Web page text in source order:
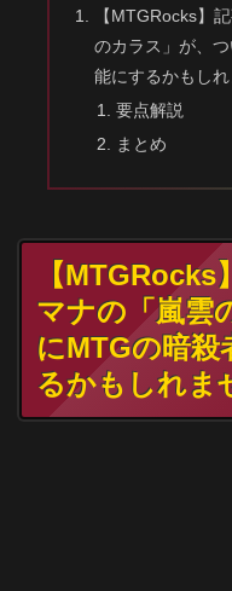
【MTGRocks】
のカラス」が、
能にするかもしれ
要点解説
まとめ
【
マナの「嵐雲
にMTGの暗殺
るかもしれま